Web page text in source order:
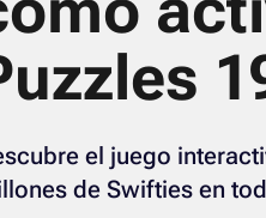
el juego
de Swifties en